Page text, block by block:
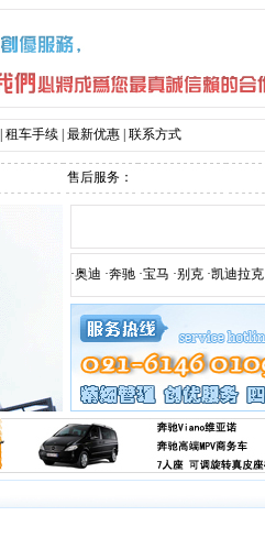
租车手续| 最新优惠| 联系方式
售后服务：
·奥迪 ·奔驰 ·宝马 ·别克 ·凯迪拉克